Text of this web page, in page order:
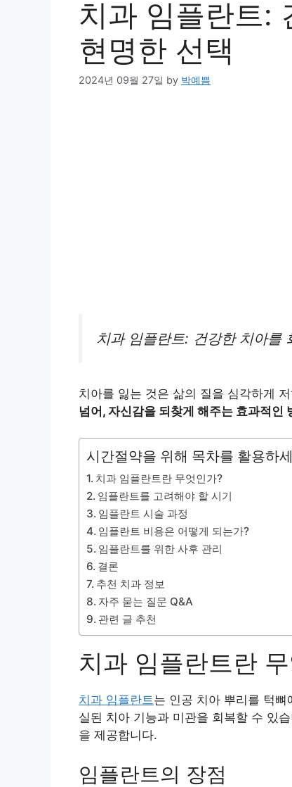
치과 임플란트:
현명한 선택
2024년 09월 27일 by 박예쁨
치과 임플란트: 건강한 치아를
치아를 잃는 것은 삶의 질을 심각하게
넘어, 자신감을 되찾게 해주는 효과적인
시간절약을 위해 목차를 활용하
치과 임플란트란 무엇인가?
임플란트를 고려해야 할 시기
임플란트 시술 과정
임플란트 비용은 어떻게 되는가?
임플란트를 위한 사후 관리
결론
추천 치과 정보
자주 묻는 질문 Q&A
관련 글 추천
치과 임플란트란
치과 임플란트는 인공 치아 뿌리를 턱
실된 치아 기능과 미관을 회복할 수 있
을 제공합니다.
임플란트의 장점